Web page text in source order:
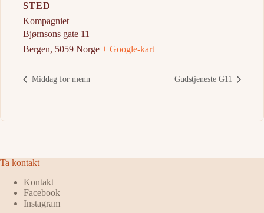
STED
Kompagniet
Bjørnsons gate 11
Bergen, 5059 Norge + Google-kart
Middag for menn Gudstjeneste G11
Ta kontakt
Kontakt
Facebook
Instagram